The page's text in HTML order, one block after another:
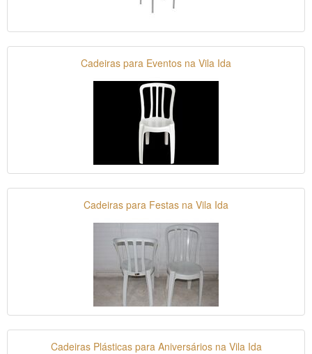
Cadeiras para Eventos na Vila Ida
Cadeiras para Festas na Vila Ida
Cadeiras Plásticas para Aniversários na Vila Ida